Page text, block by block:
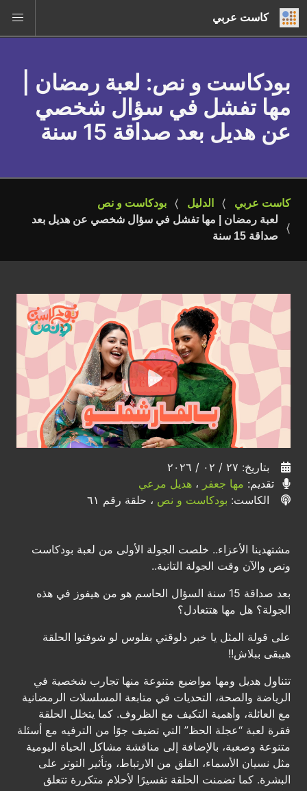
كاست عربي
بودكاست و نص: لعبة رمضان |
مها تفشل في سؤال شخصي
عن هديل بعد صداقة 15 سنة
كاست عربي الدليل
بودكاست و نص
لعبة رمضان | مها تفشل في سؤال شخصي عن هديل بعد
صداقة 15 سنة
بتاريخ: ٢٧ / ٠٢ / ٢٠٢٦
تقديم: مها جعفر ، هديل مرعي
الكاست: بودكاست و نص ، حلقة رقم ٦١
مشتهدينا الأعزاء.. خلصت الجولة الأولى من لعبة بودكاست
ونص والآن وقت الجولة التانية..
بعد صداقة 15 سنة السؤال الحاسم هو من هيفوز في هذه
الجولة؟ هل مها هتتعادل؟
على قولة المثل يا خبر دلوقتي بفلوس لو شوفتوا الحلقة
هيبقى ببلاش!!
تتناول هديل ومها مواضيع متنوعة منها تجارب شخصية في
الرياضة والصحة، التحديات في متابعة المسلسلات الرمضانية
مع العائلة، وأهمية التكيف مع الظروف. كما يتخلل الحلقة
فقرة لعبة “عجلة الحظ” التي تضيف جوًا من الترفيه مع أسئلة
متنوعة وصعبة، بالإضافة إلى مناقشة مشاكل الحياة اليومية
مثل نسيان الأسماء، القلق من الارتباط، وتأثير التوتر على
البشرة. كما تضمنت الحلقة تفسيرًا لأحلام متكررة تتعلق